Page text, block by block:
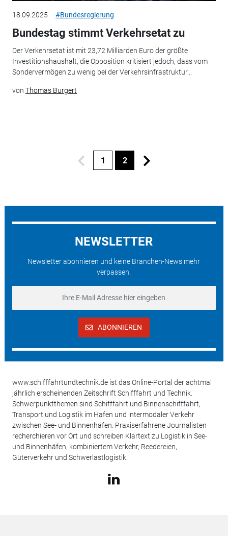
18.09.2025 #Bundesregierung
Bundestag stimmt Verkehrsetat zu
Der Verkehrsetat ist mit 23,72 Milliarden Euro der größte
Investitionshaushalt, die Opposition kritisiert jedoch, dass vom
Sondervermögen zu wenig bei der Verkehrsinfrastruktur...
von Thomas Burgert
1 2
NEWSLETTER
Newsletter abonnieren und keine Branchen-News mehr
verpassen.
ABONNIEREN
www.schifffahrtundtechnik.de ist das Online-Portal der achtmal
jährlich erscheinenden Zeitschrift Schifffahrt und Technik.
Schwerpunktthemen sind Schifffahrt und Binnenschifffahrt,
Transport und Logistik im Hafen und intermodaler Verkehr
zwischen See- und Binnenhäfen. Praxiserfahrene Journalisten
recherchieren vor Ort und schreiben Klartext zu Logistik in See-
und Binnenhäfen, kombiniertem Verkehr, Reedereien,
Güterverkehr und Schwerlastlogistik.